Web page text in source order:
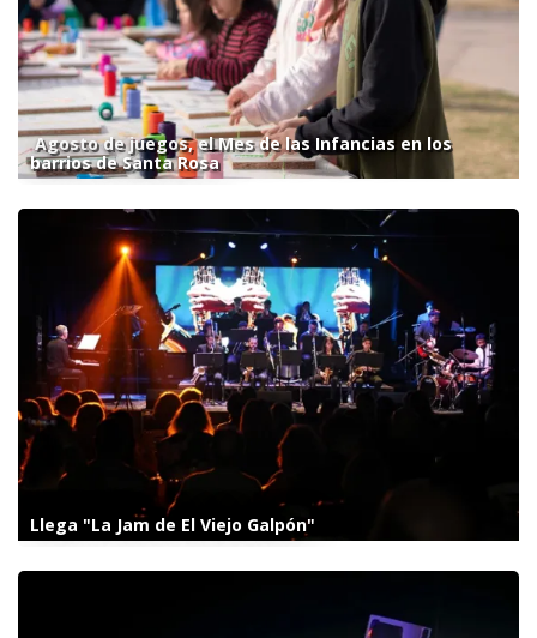
Agosto de juegos, el Mes de las Infancias en los
barrios de Santa Rosa
Llega "La Jam de El Viejo Galpón"